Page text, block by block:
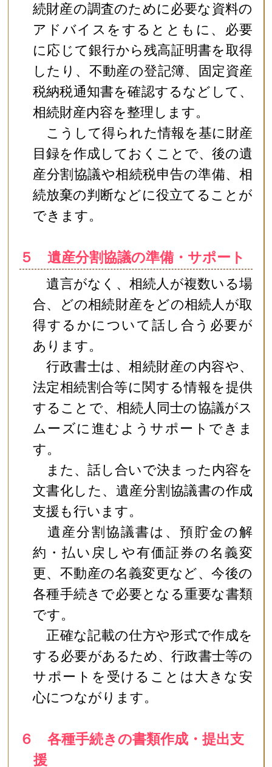
続財産の調査のために必要な資料の
アドバイスをするとともに、必要
に応じて銀行から残高証明書を取得
したり、不動産の登記簿、固定資産
税納税通知書を確認するなどして、
相続財産内容を整理します。
こうして得られた情報を基に財産
目録を作成しておくことで、後の遺
産分割協議や相続税申告の準備、相
続放棄の判断などに役立てることが
できます。
５ 遺産分割協議の準備・サポート
遺言がなく、相続人が複数いる場
合、どの相続財産をどの相続人が取
得するかについて話し合う必要が
あります。
行政書士は、相続財産の内容や、
法定相続割合等に関する情報を提供
することで、相続人同士の協議がス
ムーズに進むようサポートできま
す。
また、話し合いで決まった内容を
文書化した、遺産分割協議書の作成
支援も行います。
遺産分割協議書は、預貯金の解
約・払い戻しや有価証券の名義変
更、不動産の名義変更など、今後の
各種手続きで必要となる重要な書類
です。
正確な記載の仕方や形式で作成を
する必要があるため、行政書士等の
サポートを受けることは大きな安
心につながります。
６ 各種手続きの書類作成・提出支
援